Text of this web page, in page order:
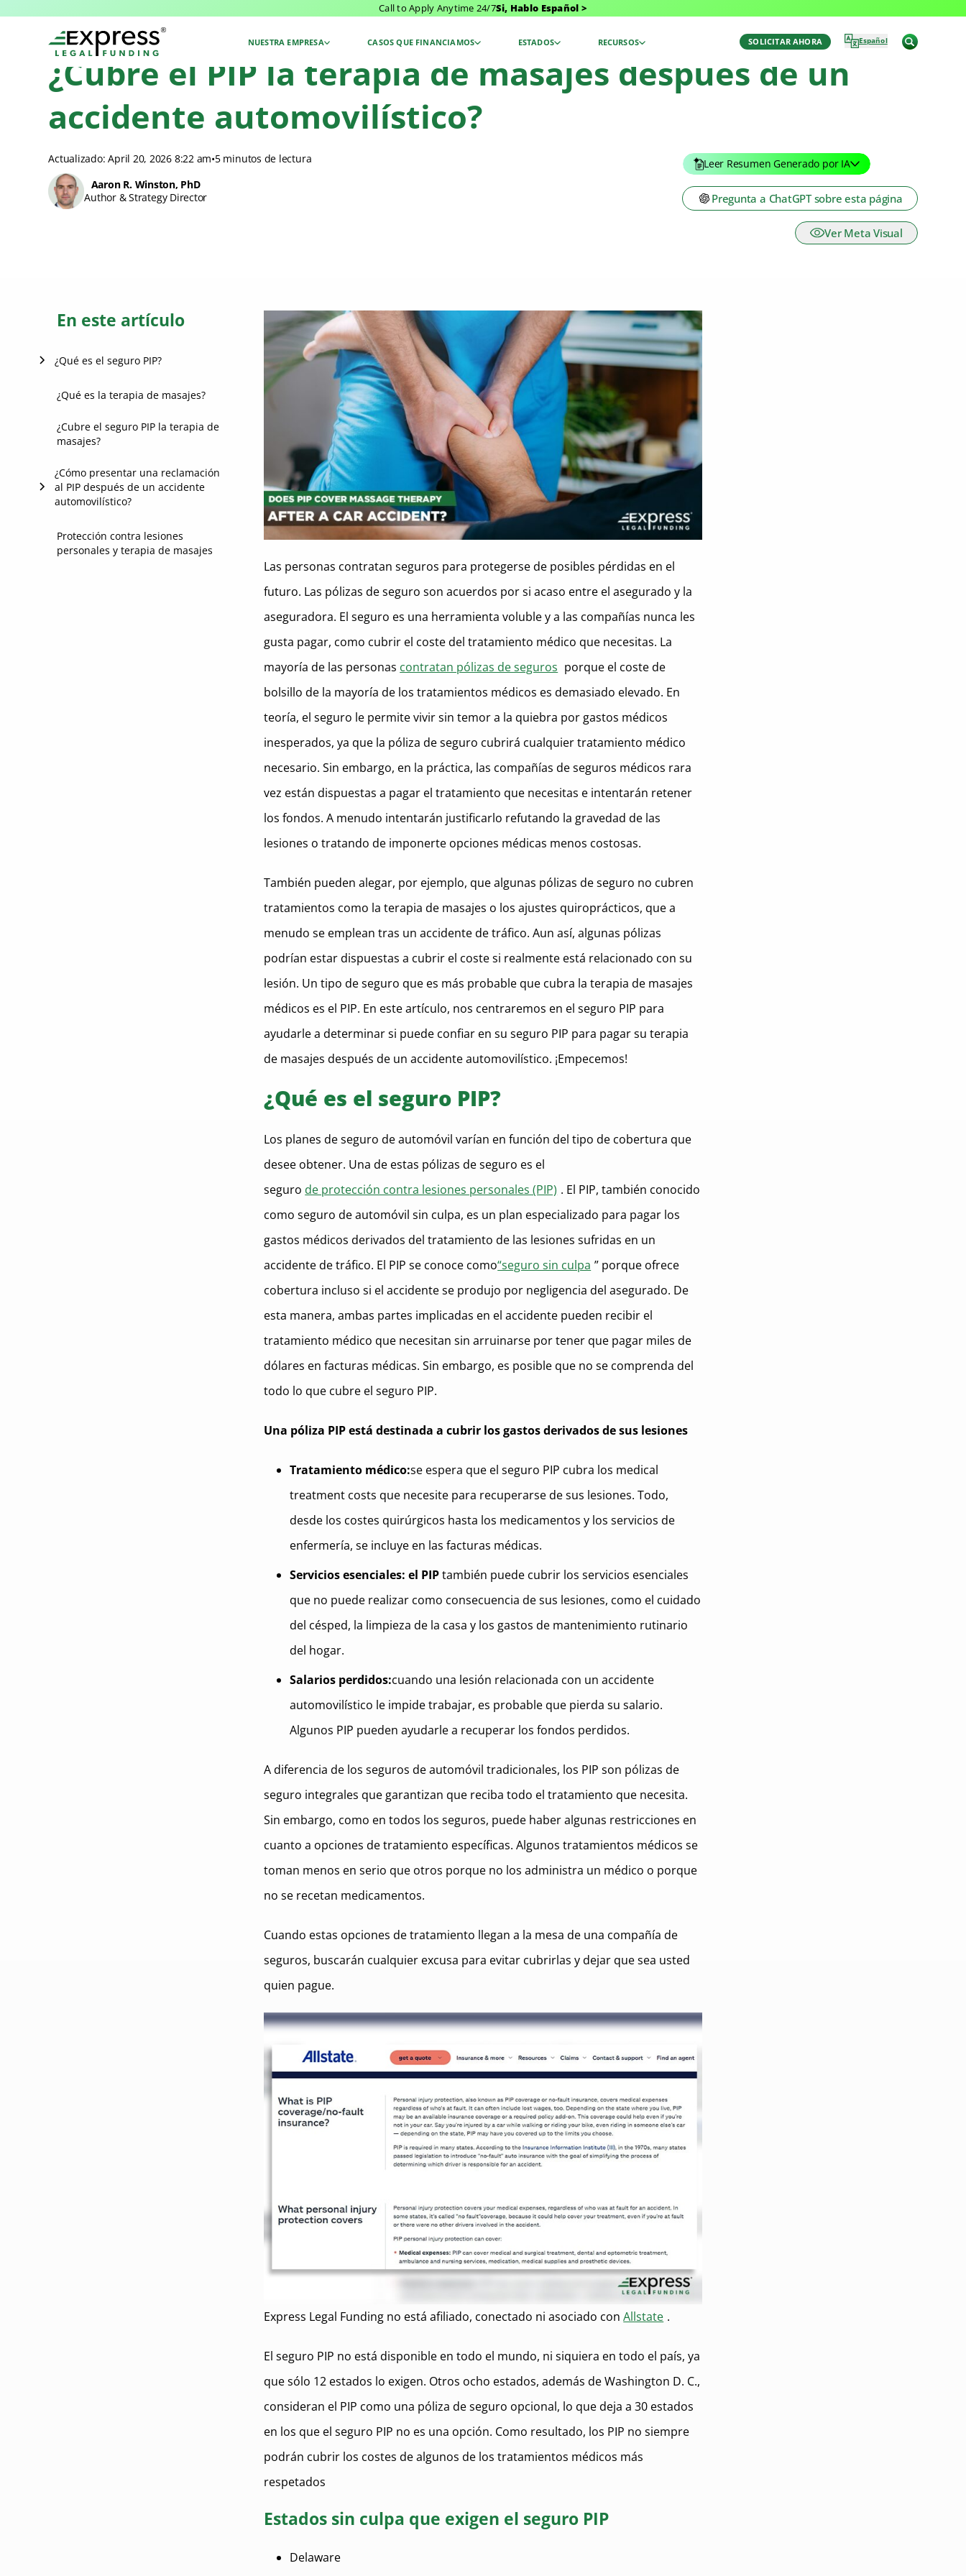
Call to Apply Anytime 24/7Si, Hablo Español >
NUESTRA EMPRESA CASOS QUE FINANCIAMOS ESTADOS RECURSOS SOLICITAR AHORA Español
¿Cubre el PIP la terapia de masajes después de un
accidente automovilístico?
Actualizado: April 20, 2026 8:22 am•5 minutos de lectura
Aaron R. Winston, PhD
Author & Strategy Director
Leer Resumen Generado por IA
Pregunta a ChatGPT sobre esta página
Ver Meta Visual
En este artículo
¿Qué es el seguro PIP?
Estados sin culpa que exigen el
Estados que hacen que la
¿Qué es la terapia de masajes?
¿Cubre el seguro PIP la terapia de
masajes?
¿Cómo presentar una reclamación
al PIP después de un accidente
automovilístico?
Abogados especialistas en PIP en
estados sin culpa
Protección contra lesiones
personales y terapia de masajes
Las personas contratan seguros para protegerse de posibles pérdidas en el
futuro. Las pólizas de seguro son acuerdos por si acaso entre el asegurado y la
aseguradora. El seguro es una herramienta voluble y a las compañías nunca les
gusta pagar, como cubrir el coste del tratamiento médico que necesitas. La
mayoría de las personas contratan pólizas de seguros porque el coste de
bolsillo de la mayoría de los tratamientos médicos es demasiado elevado. En
teoría, el seguro le permite vivir sin temor a la quiebra por gastos médicos
inesperados, ya que la póliza de seguro cubrirá cualquier tratamiento médico
necesario. Sin embargo, en la práctica, las compañías de seguros médicos rara
vez están dispuestas a pagar el tratamiento que necesitas e intentarán retener
los fondos. A menudo intentarán justificarlo refutando la gravedad de las
lesiones o tratando de imponerte opciones médicas menos costosas.
También pueden alegar, por ejemplo, que algunas pólizas de seguro no cubren
tratamientos como la terapia de masajes o los ajustes quiroprácticos, que a
menudo se emplean tras un accidente de tráfico. Aun así, algunas pólizas
podrían estar dispuestas a cubrir el coste si realmente está relacionado con su
lesión. Un tipo de seguro que es más probable que cubra la terapia de masajes
médicos es el PIP. En este artículo, nos centraremos en el seguro PIP para
ayudarle a determinar si puede confiar en su seguro PIP para pagar su terapia
de masajes después de un accidente automovilístico. ¡Empecemos!
¿Qué es el seguro PIP?
Los planes de seguro de automóvil varían en función del tipo de cobertura que
desee obtener. Una de estas pólizas de seguro es el
seguro de protección contra lesiones personales (PIP) . El PIP, también conocido
como seguro de automóvil sin culpa, es un plan especializado para pagar los
gastos médicos derivados del tratamiento de las lesiones sufridas en un
accidente de tráfico. El PIP se conoce como“seguro sin culpa ” porque ofrece
cobertura incluso si el accidente se produjo por negligencia del asegurado. De
esta manera, ambas partes implicadas en el accidente pueden recibir el
tratamiento médico que necesitan sin arruinarse por tener que pagar miles de
dólares en facturas médicas. Sin embargo, es posible que no se comprenda del
todo lo que cubre el seguro PIP.
Una póliza PIP está destinada a cubrir los gastos derivados de sus lesiones
Tratamiento médico:se espera que elseguro PIP cubra los medical
treatment costs que necesite para recuperarse de sus lesiones. Todo,
desde los costes quirúrgicos hasta los medicamentos y los servicios de
enfermería, se incluye en las facturas médicas.
Servicios esenciales: el PIPtambién puede cubrir los servicios esenciales
que no puede realizar como consecuencia de sus lesiones, como el cuidado
del césped, la limpieza de la casa y los gastos de mantenimiento rutinario
del hogar.
Salarios perdidos:cuando una lesión relacionada con un accidente
automovilístico le impide trabajar, es probable que pierda su salario.
Algunos PIP pueden ayudarle a recuperar los fondos perdidos.
A diferencia de los seguros de automóvil tradicionales, los PIP son pólizas de
seguro integrales que garantizan que reciba todo el tratamiento que necesita.
Sin embargo, como en todos los seguros, puede haber algunas restricciones en
cuanto a opciones de tratamiento específicas. Algunos tratamientos médicos se
toman menos en serio que otros porque no los administra un médico o porque
no se recetan medicamentos.
Cuando estas opciones de tratamiento llegan a la mesa de una compañía de
seguros, buscarán cualquier excusa para evitar cubrirlas y dejar que sea usted
quien pague.
Express Legal Funding no está afiliado, conectado ni asociado conAllstate .
El seguro PIP no está disponible en todo el mundo, ni siquiera en todo el país, ya
que sólo 12 estados lo exigen. Otros ocho estados, además de Washington D. C.,
consideran el PIP como una póliza de seguro opcional, lo que deja a 30 estados
en los que el seguro PIP no es una opción. Como resultado, los PIP no siempre
podrán cubrir los costes de algunos de los tratamientos médicos más
respetados
Estados sin culpa que exigen el seguro PIP
Delaware